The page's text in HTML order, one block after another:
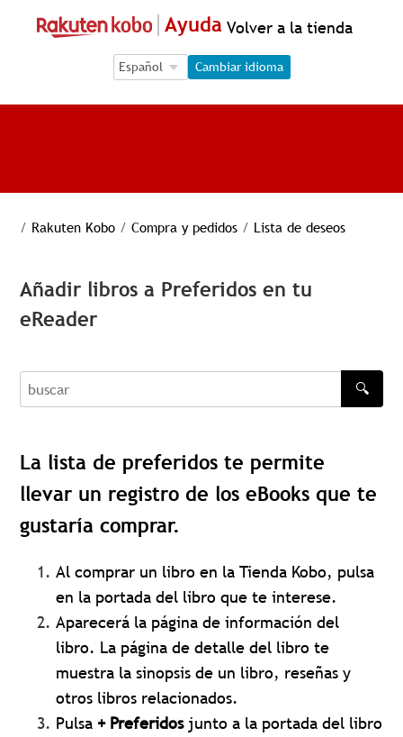
Ayuda Volver a la tienda
Language Selection
Language Selection
Cambiar idioma
/ Rakuten Kobo / Compra y pedidos / Lista de deseos
Añadir libros a Preferidos en tu
eReader
buscar
🔍
La lista de preferidos te permite
llevar un registro de los eBooks que te
gustaría comprar.
Al comprar un libro en la Tienda Kobo, pulsa
en la portada del libro que te interese.
Aparecerá la página de información del
libro. La página de detalle del libro te
muestra la sinopsis de un libro, reseñas y
otros libros relacionados.
Pulsa + Preferidosjunto a la portada del libro